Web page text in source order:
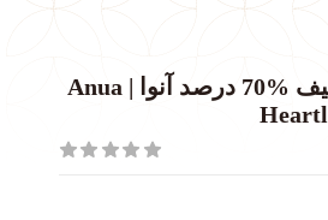
لوسیون هارت لیف %70 درصد آنوا | Anua